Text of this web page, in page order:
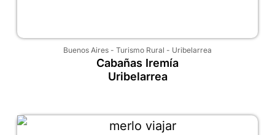
Buenos Aires - Turismo Rural - Uribelarrea
Cabañas Iremía
Uribelarrea